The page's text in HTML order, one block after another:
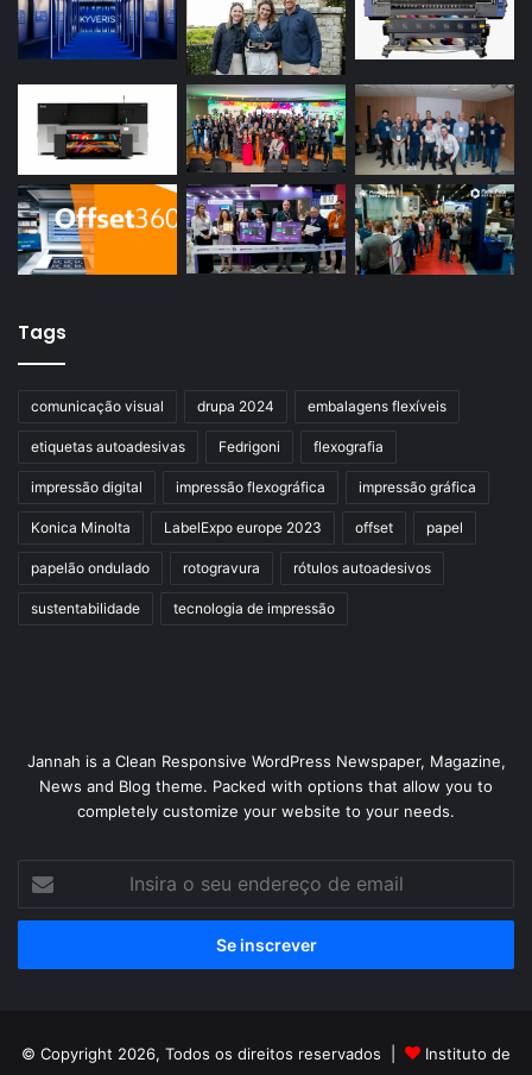
Tags
comunicação visual drupa 2024 embalagens flexíveis
etiquetas autoadesivas Fedrigoni flexografia
impressão digital impressão flexográfica impressão gráfica
Konica Minolta LabelExpo europe 2023 offset papel
papelão ondulado rotogravura rótulos autoadesivos
sustentabilidade tecnologia de impressão
Jannah is a Clean Responsive WordPress Newspaper, Magazine,
News and Blog theme. Packed with options that allow you to
completely customize your website to your needs.
seu
de
© Copyright 2026, Todos os direitos reservados | Instituto de